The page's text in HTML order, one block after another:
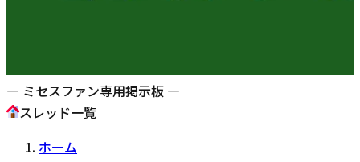
— ミセスファン専用掲示板 —
スレッド一覧
ホーム